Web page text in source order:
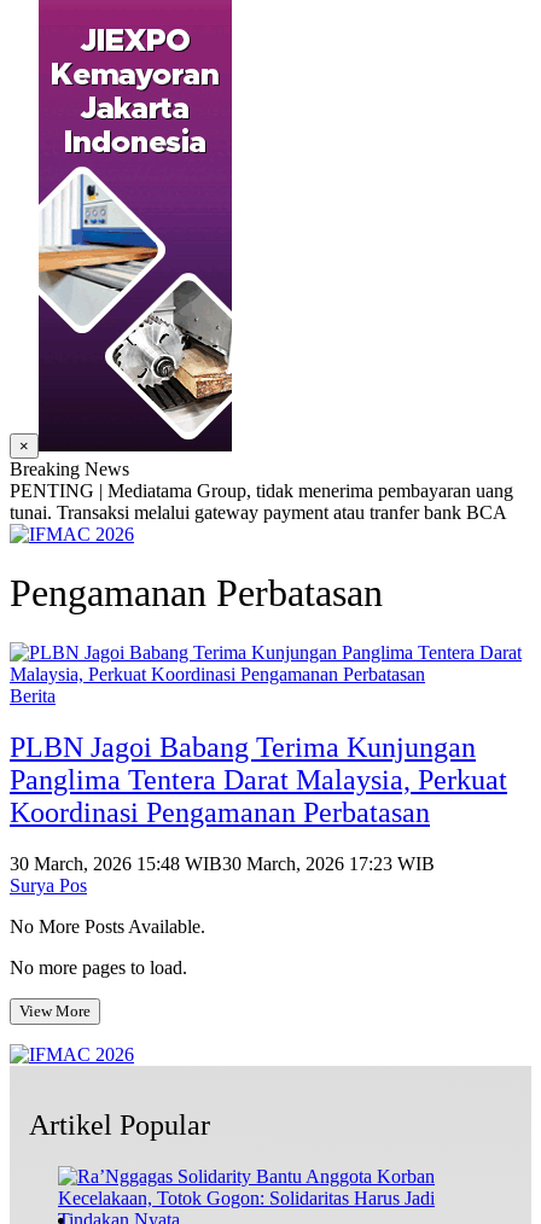
×
Breaking News
PENTING | Mediatama Group, tidak menerima pembayaran uang
tunai. Transaksi melalui gateway payment atau tranfer bank BCA
Pengamanan Perbatasan
Berita
PLBN Jagoi Babang Terima Kunjungan
Panglima Tentera Darat Malaysia, Perkuat
Koordinasi Pengamanan Perbatasan
30 March, 2026 15:48 WIB30 March, 2026 17:23 WIB
Surya Pos
No More Posts Available.
No more pages to load.
View More
Artikel Popular